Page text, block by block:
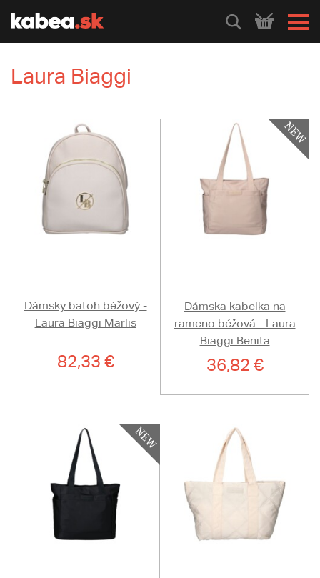
HLEDEJ
Laura Biaggi
Dámsky batoh béžový -
Laura Biaggi Marlis
82,33 €
Dámska kabelka na
rameno béžová - Laura
Biaggi Benita
36,82 €